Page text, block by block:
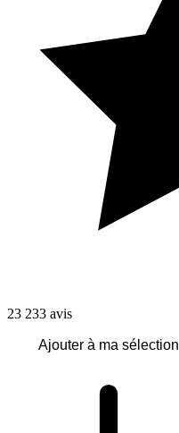
23 233 avis
Ajouter à ma sélection